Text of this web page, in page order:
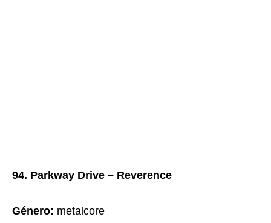
94. Parkway Drive – Reverence
Género: metalcore